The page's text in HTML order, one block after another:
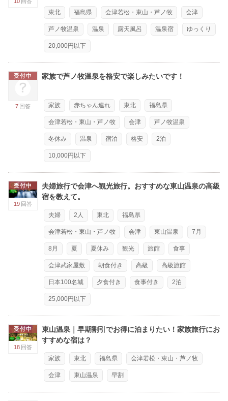
東北
福島県 会津若松・東山・芦ノ牧 会津
芦ノ牧温泉 温泉 露天風呂 温泉宿 ゆっくり
20,000円以下
受付中
7 回答
家族で芦ノ牧温泉を格安で楽しみたいです！
家族 赤ちゃん連れ 東北 福島県
会津若松・東山・芦ノ牧 会津 芦ノ牧温泉
冬休み 温泉 宿泊 格安 2泊
10,000円以下
受付中
19 回答
夫婦旅行で会津へ観光旅行。おすすめな東山温泉の高級
宿を教えて。
夫婦 2人 東北 福島県
会津若松・東山・芦ノ牧 会津 東山温泉 7月
8月 夏 夏休み 観光 旅館 食事
会津武家屋敷 朝食付き 高級 高級旅館
日本100名城 夕食付き 食事付き 2泊
25,000円以下
受付中
18 回答
東山温泉｜早期割引でお得に泊まりたい！家族旅行にお
すすめな宿は？
家族 東北 福島県 会津若松・東山・芦ノ牧
会津 東山温泉 早割